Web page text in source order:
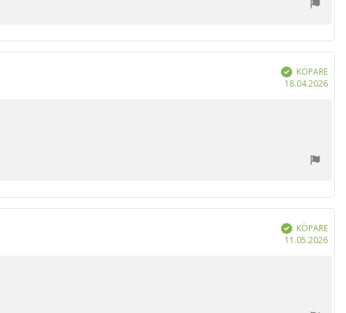
Bekräftad
KÖPARE
18.04.2026
Bekräftad
KÖPARE
11.05.2026